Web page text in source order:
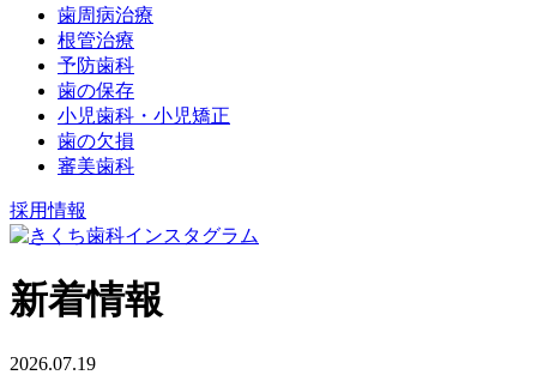
歯周病治療
根管治療
予防歯科
歯の保存
小児歯科・小児矯正
歯の欠損
審美歯科
採用情報
新着情報
2026.07.19